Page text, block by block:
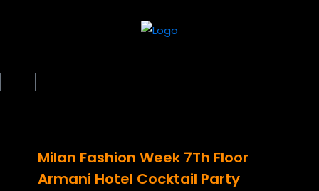
Milan Fashion Week 7Th Floor
Armani Hotel Cocktail Party